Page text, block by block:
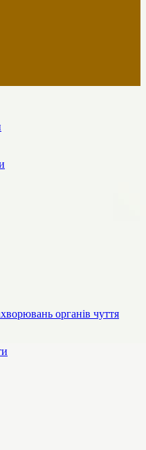
органів чуття